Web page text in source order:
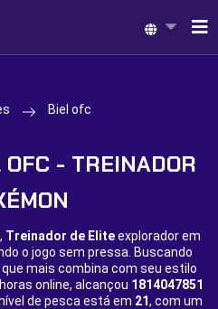
Biel ofc
- TREINADOR
, Treinador de Eliteexplorador em
o jogo sem pressa. Buscando
mais combina com seu estilo
online, alcançou 1814047851
de pesca está em 21, com um